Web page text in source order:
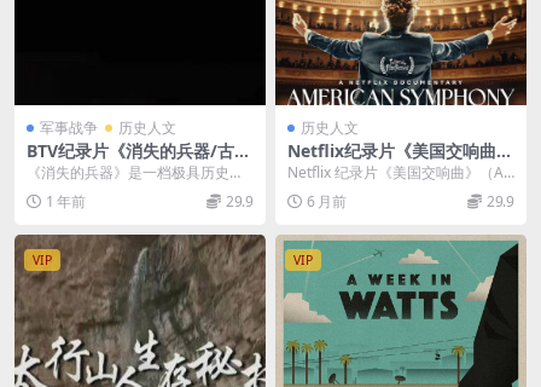
军事战争 历史人文
BTV纪录片《消失的兵器/古代
战争的兵器 The Disappeare
d Weapons 2014》全6集 英
语中字 720P/MKV/7.19G
《消失的兵器》是一档极具历史魅
力的节目，主持人卡尔凭借着对古
代战争的浓厚兴趣和丰...
1 年前 29.9
历史人文
Netflix纪录片《美国交响曲 A
merican Symphony 2023》
英语多国中字 无水印纯净版 1
080P/MKV/5.58G 音乐创作
Netflix 纪录片《美国交响曲》（A
merican Symphony 202...
6 月前 29.9
VIP VIP